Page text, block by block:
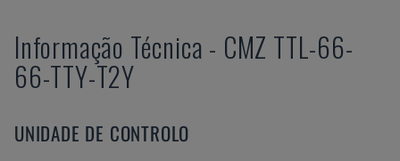
Informação Técnica - CMZ TTL-66-
66-TTY-T2Y
UNIDADE DE CONTROLO